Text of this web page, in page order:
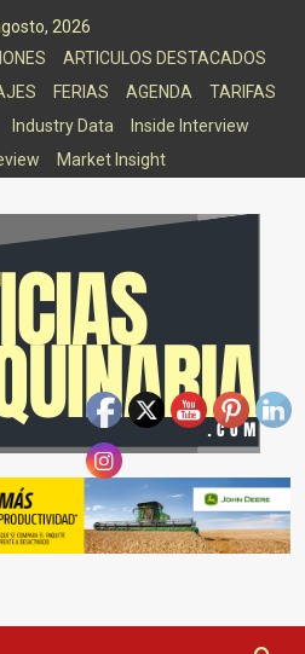
2026
ARTICULOS DESTACADOS
FERIAS AGENDA
TARIFAS
Industry Data
Inside Interview
Market Insight